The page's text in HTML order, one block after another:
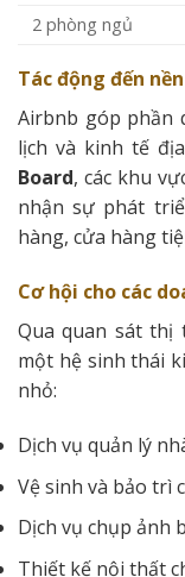
2 phòng ngủ
Tác động đến
Airbnb góp phần
lịch và kinh tế
Board, các khu
nhận sự phát
hàng, cửa hàng
Cơ hội cho các
Qua quan sát
một hệ sinh thái
nhỏ:
Dịch vụ quản lý
Vệ sinh và bảo trì
Dịch vụ chụp ảnh
Thiết kế nội thất